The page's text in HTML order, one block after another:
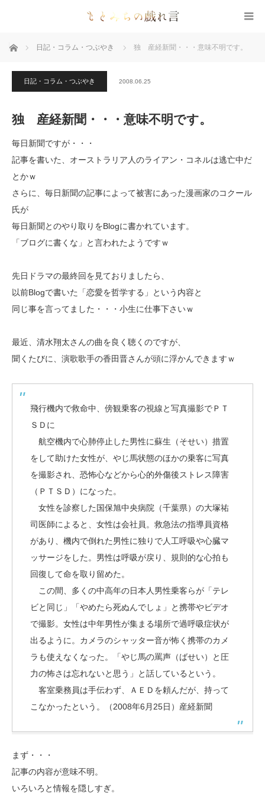
ホーム 日記・コラム・つぶやき 独 産経新聞・・・意味不明です。
日記・コラム・つぶやき 2008.06.25
独 産経新聞・・・意味不明です。
毎日新聞ですが・・・
記事を書いた、オーストラリア人のライアン・コネルは逃亡中だ
とかｗ
さらに、毎日新聞の記事によって被害にあった漫画家のコクール
氏が
毎日新聞とのやり取りをBlogに書かれています。
「ブログに書くな」と言われたようですｗ
先日ドラマの最終回を見ておりましたら、
以前Blogで書いた「恋愛を哲学する」という内容と
同じ事を言ってました・・・小生に仕事下さいｗ
最近、清水翔太さんの曲を良く聴くのですが、
聞くたびに、演歌歌手の香田晋さんが頭に浮かんできますｗ
飛行機内で救命中、傍観乗客の視線と写真撮影でＰＴ
ＳＤに
航空機内で心肺停止した男性に蘇生（そせい）措置
をして助けた女性が、やじ馬状態のほかの乗客に写真
を撮影され、恐怖心などから心的外傷後ストレス障害
（ＰＴＳＤ）になった。
女性を診察した国保旭中央病院（千葉県）の大塚祐
司医師によると、女性は会社員。救急法の指導員資格
があり、機内で倒れた男性に独りで人工呼吸や心臓マ
ッサージをした。男性は呼吸が戻り、規則的な心拍も
回復して命を取り留めた。
この間、多くの中高年の日本人男性乗客らが「テレ
ビと同じ」「やめたら死ぬんでしょ」と携帯やビデオ
で撮影。女性は中年男性が集まる場所で過呼吸症状が
出るように。カメラのシャッター音が怖く携帯のカメ
ラも使えなくなった。「やじ馬の罵声（ばせい）と圧
力の怖さは忘れないと思う」と話しているという。
客室乗務員は手伝わず、ＡＥＤを頼んだが、持って
こなかったという。（2008年6月25日）産経新聞
まず・・・
記事の内容が意味不明。
いろいろと情報を隠しすぎ。